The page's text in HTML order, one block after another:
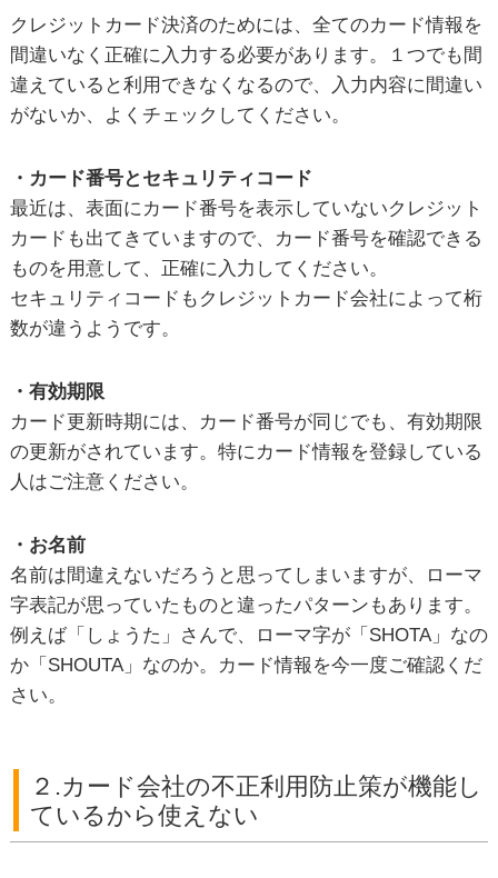
クレジットカード決済のためには、全てのカード情報を
間違いなく正確に入力する必要があります。１つでも間
違えていると利用できなくなるので、入力内容に間違い
がないか、よくチェックしてください。
・カード番号とセキュリティコード
最近は、表面にカード番号を表示していないクレジット
カードも出てきていますので、カード番号を確認できる
ものを用意して、正確に入力してください。
セキュリティコードもクレジットカード会社によって桁
数が違うようです。
・有効期限
カード更新時期には、カード番号が同じでも、有効期限
の更新がされています。特にカード情報を登録している
人はご注意ください。
・お名前
名前は間違えないだろうと思ってしまいますが、ローマ
字表記が思っていたものと違ったパターンもあります。
例えば「しょうた」さんで、ローマ字が「SHOTA」なの
か「SHOUTA」なのか。カード情報を今一度ご確認くだ
さい。
２.カード会社の不正利用防止策が機能し
ているから使えない